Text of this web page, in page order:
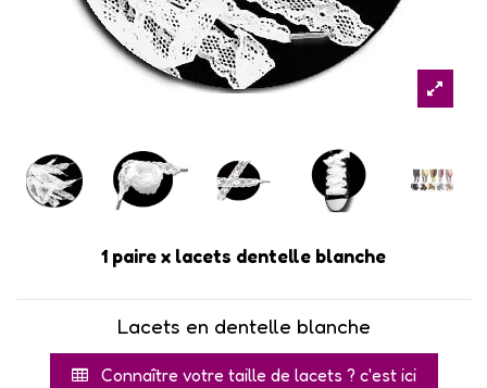
1 paire x lacets dentelle blanche
Lacets en dentelle blanche
Connaître votre taille de lacets ? c'est ici